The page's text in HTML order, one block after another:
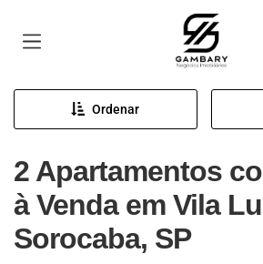
Página
Ordenar
2 Apartamentos
à Venda em Vila
Sorocaba, SP